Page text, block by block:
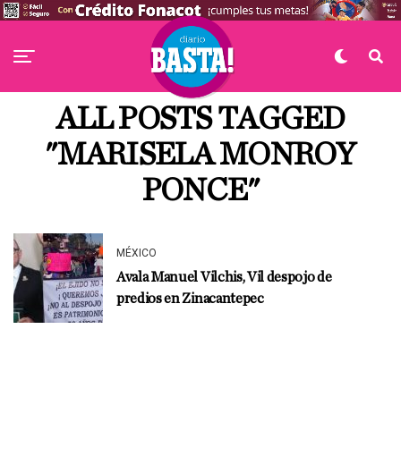
ALL POSTS TAGGED
"MARISELA MONROY
PONCE"
MÉXICO
Avala Manuel Vilchis, Vil despojo de
predios en Zinacantepec